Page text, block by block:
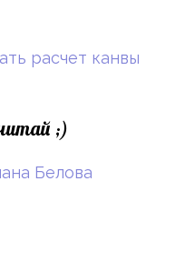
расчет канвы
;)